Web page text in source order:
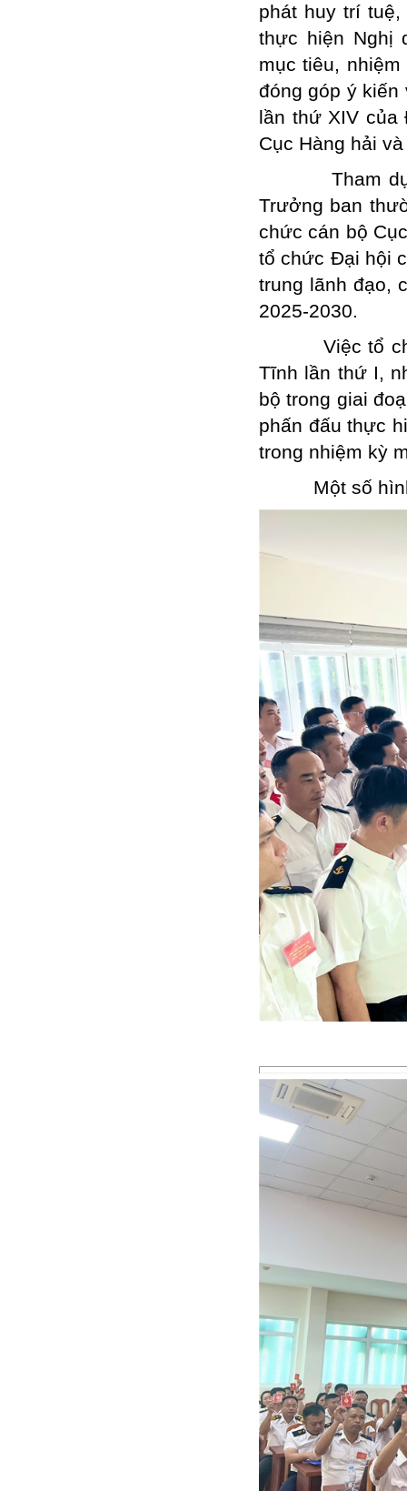
phát huy trí
thực hiện Nghị
mục tiêu,
đóng góp ý
lần thứ XIV
Cục Hàng hải
Tham dự và
Trưởng ban
chức cán bộ
tổ chức Đại hội
trung lãnh đạo,
2025-2030.
Việc tổ chức
Tĩnh lần thứ I,
bộ trong giai
phấn đấu thực
trong nhiệm kỳ
Một số hình